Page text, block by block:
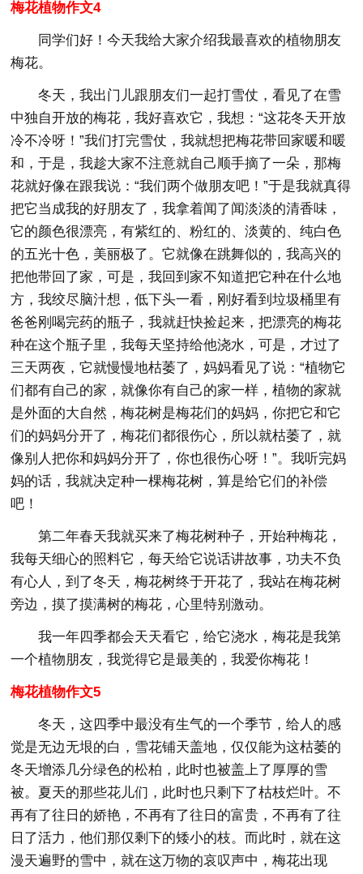
梅花植物作文4
同学们好！今天我给大家介绍我最喜欢的植物朋友
梅花。
冬天，我出门儿跟朋友们一起打雪仗，看见了在雪
中独自开放的梅花，我好喜欢它，我想：“这花冬天开放
冷不冷呀！”我们打完雪仗，我就想把梅花带回家暖和暖
和，于是，我趁大家不注意就自己顺手摘了一朵，那梅
花就好像在跟我说：“我们两个做朋友吧！”于是我就真得
把它当成我的好朋友了，我拿着闻了闻淡淡的清香味，
它的颜色很漂亮，有紫红的、粉红的、淡黄的、纯白色
的五光十色，美丽极了。它就像在跳舞似的，我高兴的
把他带回了家，可是，我回到家不知道把它种在什么地
方，我绞尽脑汁想，低下头一看，刚好看到垃圾桶里有
爸爸刚喝完药的瓶子，我就赶快捡起来，把漂亮的梅花
种在这个瓶子里，我每天坚持给他浇水，可是，才过了
三天两夜，它就慢慢地枯萎了，妈妈看见了说：“植物它
们都有自己的家，就像你有自己的家一样，植物的家就
是外面的大自然，梅花树是梅花们的妈妈，你把它和它
们的妈妈分开了，梅花们都很伤心，所以就枯萎了，就
像别人把你和妈妈分开了，你也很伤心呀！”。我听完妈
妈的话，我就决定种一棵梅花树，算是给它们的补偿
吧！
第二年春天我就买来了梅花树种子，开始种梅花，
我每天细心的照料它，每天给它说话讲故事，功夫不负
有心人，到了冬天，梅花树终于开花了，我站在梅花树
旁边，摸了摸满树的梅花，心里特别激动。
我一年四季都会天天看它，给它浇水，梅花是我第
一个植物朋友，我觉得它是最美的，我爱你梅花！
梅花植物作文5
冬天，这四季中最没有生气的一个季节，给人的感
觉是无边无垠的白，雪花铺天盖地，仅仅能为这枯萎的
冬天增添几分绿色的松柏，此时也被盖上了厚厚的雪
被。夏天的那些花儿们，此时也只剩下了枯枝烂叶。不
再有了往日的娇艳，不再有了往日的富贵，不再有了往
日了活力，他们那仅剩下的矮小的枝。而此时，就在这
漫天遍野的雪中，就在这万物的哀叹声中，梅花出现